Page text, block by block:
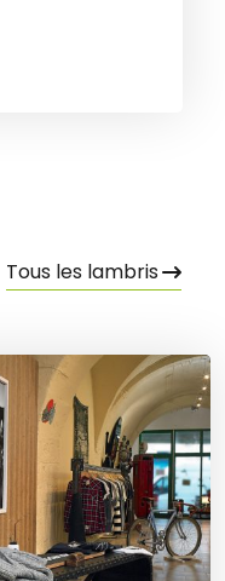
Tous les lambris